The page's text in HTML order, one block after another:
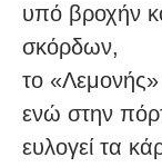
υπό βροχήν
σκόρδων,
το «Λεμονής»
ενώ στην
ευλογεί τα